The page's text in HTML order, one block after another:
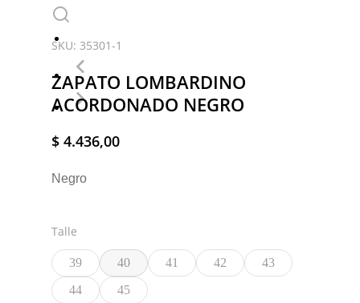
SKU: 35301-1
ZAPATO LOMBARDINO
ACORDONADO NEGRO
$ 4.436,00
Negro
Talle
39 40 41 42
43
44
45